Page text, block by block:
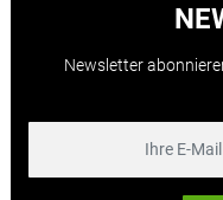
Newsletter